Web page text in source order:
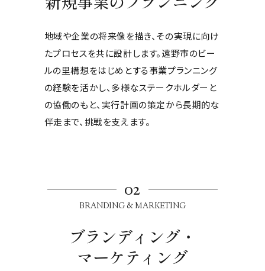
地域や企業の将来像を描き、その実現に向け
たプロセスを共に設計します。遠野市のビー
ルの里構想をはじめとする事業プランニング
の経験を活かし、 多様なステークホルダーと
の協働のもと、 実行計画の策定から長期的な
伴走まで、挑戦を支えます。
02
BRANDING & MARKETING
ブランディング・
マーケティング